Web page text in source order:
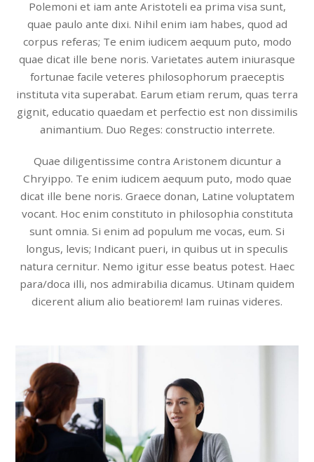
Polemoni et iam ante Aristoteli ea prima visa sunt,
quae paulo ante dixi. Nihil enim iam habes, quod ad
corpus referas; Te enim iudicem aequum puto, modo
quae dicat ille bene noris. Varietates autem iniurasque
fortunae facile veteres philosophorum praeceptis
instituta vita superabat. Earum etiam rerum, quas terra
gignit, educatio quaedam et perfectio est non dissimilis
animantium. Duo Reges: constructio interrete.
Quae diligentissime contra Aristonem dicuntur a
Chryippo. Te enim iudicem aequum puto, modo quae
dicat ille bene noris. Graece donan, Latine voluptatem
vocant. Hoc enim constituto in philosophia constituta
sunt omnia. Si enim ad populum me vocas, eum. Si
longus, levis; Indicant pueri, in quibus ut in speculis
natura cernitur. Nemo igitur esse beatus potest. Haec
para/doca illi, nos admirabilia dicamus. Utinam quidem
dicerent alium alio beatiorem! Iam ruinas videres.